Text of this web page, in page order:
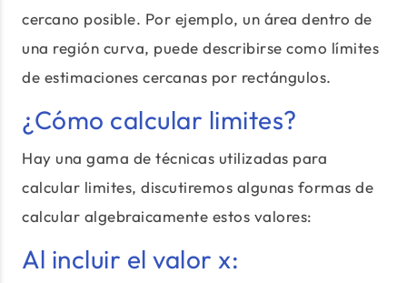
cercano posible. Por ejemplo, un área dentro de
una región curva, puede describirse como límites
de estimaciones cercanas por rectángulos.
¿Cómo calcular limites?
Hay una gama de técnicas utilizadas para
calcular limites, discutiremos algunas formas de
calcular algebraicamente estos valores:
Al incluir el valor x: